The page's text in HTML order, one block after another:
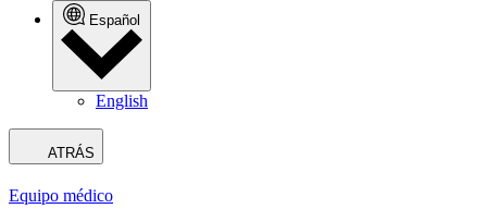
Español
English
ATRÁS
Equipo médico